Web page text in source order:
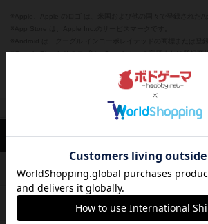
※Google Play とそのロゴは、Google Inc.の商標または登録商
ボドとも一覧 黒須 達也 閉
ボードゲームのプレイ履歴を記録
て、
自分のデータを管理しませんか？
約75,000人がボドゲーマを利用中！
ボドゲーマTOP
ボードゲームを検索する
ボードゲームの新着レビュー